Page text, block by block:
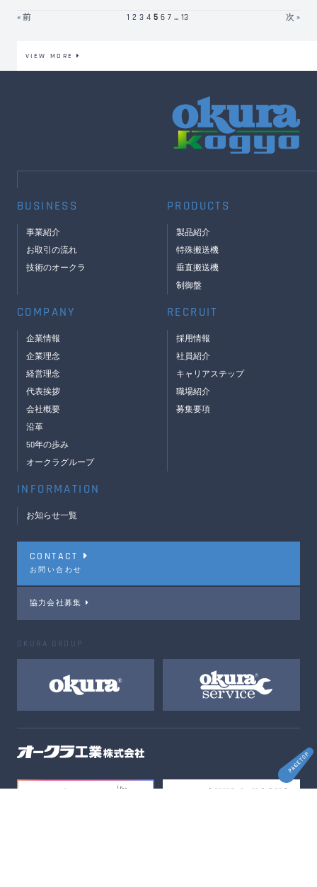
« 前 1 2 3 4 5 6 7 ... 13 次 »
VIEW MORE
BUSINESS PRODUCTS
事業紹介
製品紹介
お取引の流れ
特殊搬送機
技術のオークラ
垂直搬送機
制御盤
COMPANY RECRUIT
企業情報
採用情報
企業理念
社員紹介
経営理念
キャリアステップ
代表挨拶
職場紹介
会社概要
募集要項
沿革
50年の歩み
オークラグループ
INFORMATION
お知らせ一覧
CONTACT
お問い合わせ
協力会社募集
OKURA GROUP